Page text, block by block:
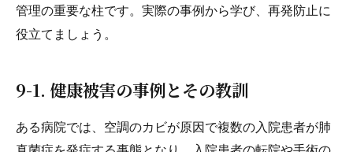
管理の重要な柱です。実際の事例から学び、再発防止に
役立てましょう。
9-1. 健康被害の事例とその教訓
ある病院では、空調のカビが原因で複数の入院患者が肺